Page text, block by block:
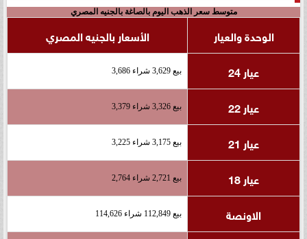
متوسط سعر الذهب اليوم بالصاغة بالجنيه المصري
الوحدة والعيار
الأسعار بالجنيه المصري
عيار 24
بيع 3,629 شراء 3,686
عيار 22 بيع 3,326 شراء 3,379
عيار 21 بيع 3,175 شراء 3,225
عيار 18 بيع 2,721 شراء 2,764
الاونصة بيع 112,849 شراء 114,626